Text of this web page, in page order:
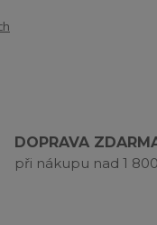
DOPRAVA
při nákupu nad 1